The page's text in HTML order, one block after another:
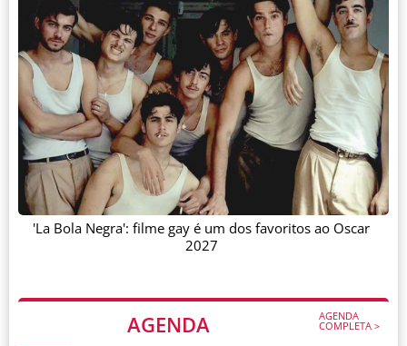
AGENDA AGENDA
COMPLETA >
'La Bola Negra': filme gay é um dos favoritos ao Oscar
2027